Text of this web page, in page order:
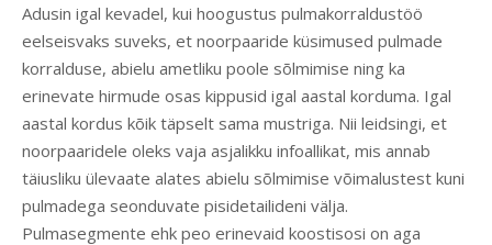
Adusin igal kevadel, kui hoogustus pulmakorraldustöö
eelseisvaks suveks, et noorpaaride küsimused pulmade
korralduse, abielu ametliku poole sõlmimise ning ka
erinevate hirmude osas kippusid igal aastal korduma. Igal
aastal kordus kõik täpselt sama mustriga. Nii leidsingi, et
noorpaaridele oleks vaja asjalikku infoallikat, mis annab
täiusliku ülevaate alates abielu sõlmimise võimalustest kuni
pulmadega seonduvate pisidetailideni välja.
Pulmasegmente ehk peo erinevaid koostisosi on aga